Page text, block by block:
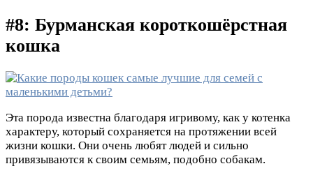
#8: Бурманская короткошёрстная
кошка
Эта порода известна благодаря игривому, как у котенка
характеру, который сохраняется на протяжении всей
жизни кошки. Они очень любят людей и сильно
привязываются к своим семьям, подобно собакам.